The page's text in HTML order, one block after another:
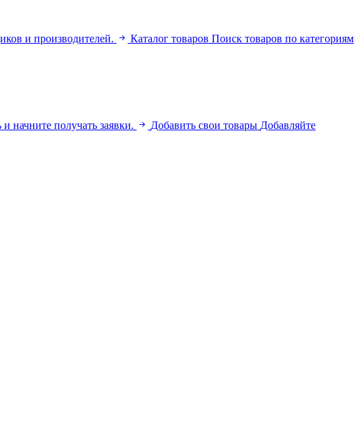
и производителей. Каталог товаров Поиск товаров по категориям
начните получать заявки. Добавить свои товары Добавляйте